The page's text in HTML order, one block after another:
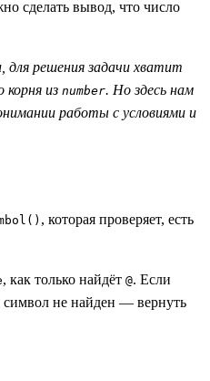
сделать вывод, что число
решения задачи хватит
корня из number. Но здесь нам
работы с условиями и
, которая проверяет, есть
, как только найдёт @. Если
не найден — вернуть